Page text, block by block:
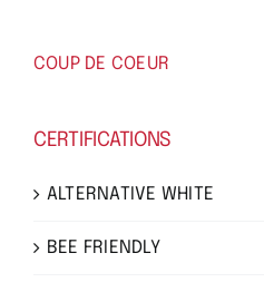
COUP DE COEUR
CERTIFICATIONS
ALTERNATIVE WHITE
BEE FRIENDLY